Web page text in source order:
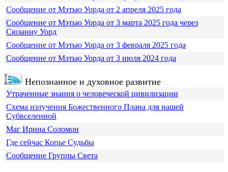
Сообщение от Мэтью Уорда от 2 апреля 2025 года
Сообщение от Мэтью Уорда от 3 марта 2025 года через
Сюзанну Уорд
Сообщение от Мэтью Уорда от 3 февраля 2025 года
Сообщение от Мэтью Уорда от 3 июля 2024 года
Непознанное и духовное развитие
Утраченные знания о человеческой цивилизации
Схема излучения Божественного Плана для нашей
Субвселенной
Маг Ирина Соломон
Где сейчас Копье Судьбы
Сообщение Группы Света